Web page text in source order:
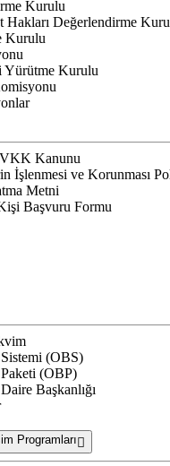
Kurulu
Hakları Değerlendirme
Kurulu
Yürütme Kurulu
Kanunu
İşlenmesi ve Korunması
Metni
Başvuru Formu
(OBS)
(OBP)
Başkanlığı
Programları